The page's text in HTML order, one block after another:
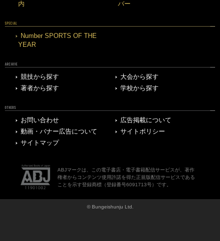
内
バー
SPECIAL
Number SPORTS OF THE
YEAR
ARCHIVE
競技から探す
大会から探す
著者から探す
学校から探す
OTHERS
お問い合わせ
広告掲載について
動画・バナー広告について
サイトポリシー
サイトマップ
ABJマークは、この電子書店・電子書籍配信サービスが、著作
権者からコンテンツ使用許諾を得た正規版配信サービスである
ことを示す登録商標（登録番号6091713号）です。
© Bungeishunju Ltd.